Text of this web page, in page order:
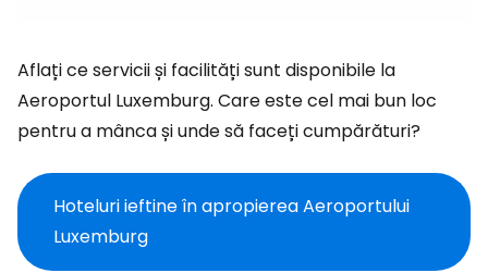
Aflați ce servicii și facilități sunt disponibile la
Aeroportul Luxemburg. Care este cel mai bun loc
pentru a mânca și unde să faceți cumpărături?
Hoteluri ieftine în apropierea Aeroportului
Luxemburg